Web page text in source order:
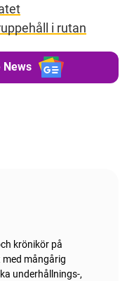
i rutan
News
krönikör på
med mångårig
underhållnings-,